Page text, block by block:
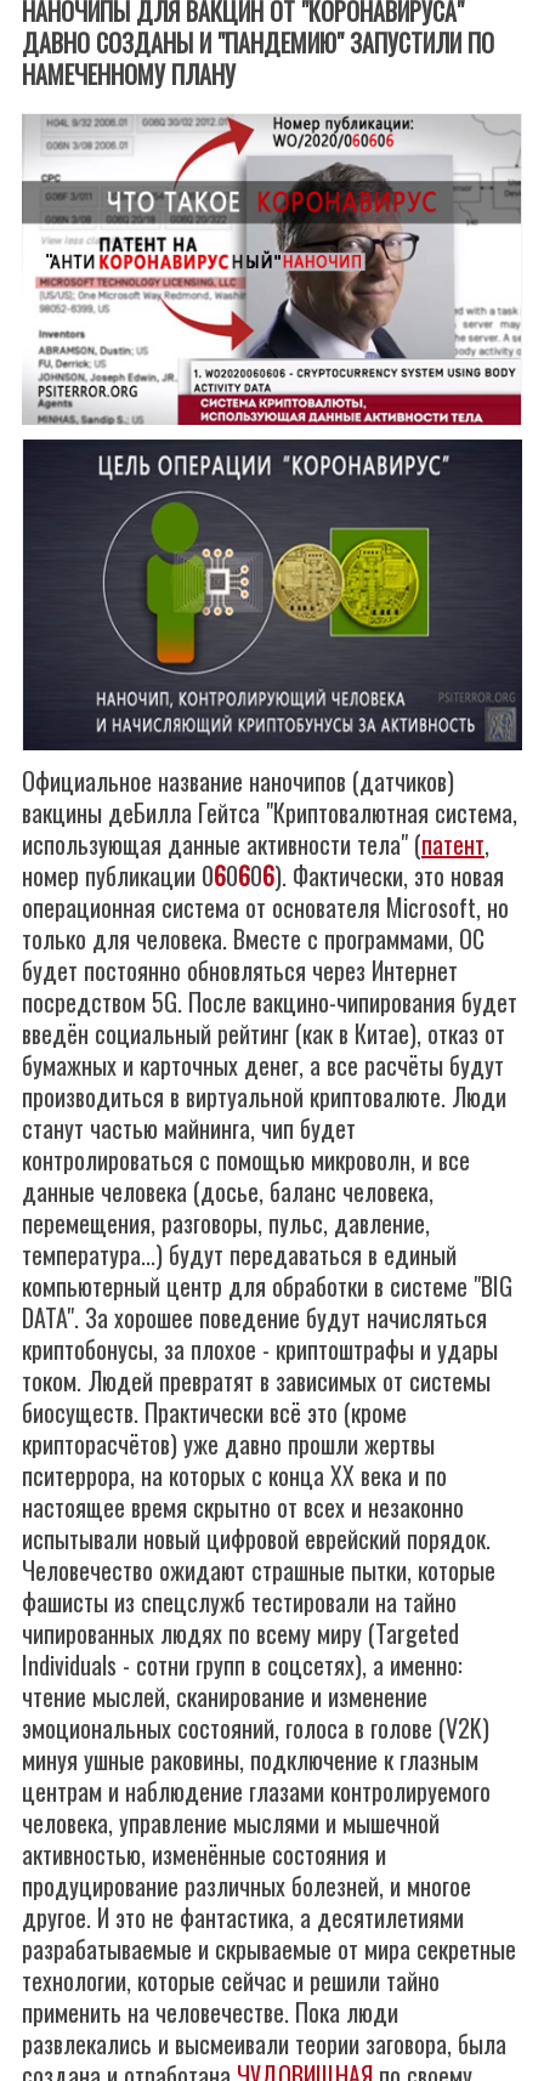
НАНОЧИПЫ ДЛЯ ВАКЦИН ОТ "КОРОНАВИРУСА"
ДАВНО СОЗДАНЫ И "ПАНДЕМИЮ" ЗАПУСТИЛИ ПО
НАМЕЧЕННОМУ ПЛАНУ
Официальное название наночипов (датчиков)
вакцины деБилла Гейтса "Криптовалютная система,
использующая данные активности тела" (патент,
номер публикации 060606). Фактически, это новая
операционная система от основателя Microsoft, но
только для человека. Вместе с программами, ОС
будет постоянно обновляться через Интернет
посредством 5G. После вакцино-чипирования будет
введён социальный рейтинг (как в Китае), отказ от
бумажных и карточных денег, а все расчёты будут
производиться в виртуальной криптовалюте. Люди
станут частью майнинга, чип будет
контролироваться с помощью микроволн, и все
данные человека (досье, баланс человека,
перемещения, разговоры, пульс, давление,
температура...) будут передаваться в единый
компьютерный центр для обработки в системе "BIG
DATA". За хорошее поведение будут начисляться
криптобонусы, за плохое - криптоштрафы и удары
током. Людей превратят в зависимых от системы
биосуществ. Практически всё это (кроме
крипторасчётов) уже давно прошли жертвы
пситеррора, на которых с конца XX века и по
настоящее время скрытно от всех и незаконно
испытывали новый цифровой еврейский порядок.
Человечество ожидают страшные пытки, которые
фашисты из спецслужб тестировали на тайно
чипированных людях по всему миру (Targeted
Individuals - сотни групп в соцсетях), а именно:
чтение мыслей, сканирование и изменение
эмоциональных состояний, голоса в голове (V2K)
минуя ушные раковины, подключение к глазным
центрам и наблюдение глазами контролируемого
человека, управление мыслями и мышечной
активностью, изменённые состояния и
продуцирование различных болезней, и многое
другое. И это не фантастика, а десятилетиями
разрабатываемые и скрываемые от мира секретные
технологии, которые сейчас и решили тайно
применить на человечестве. Пока люди
развлекались и высмеивали теории заговора, была